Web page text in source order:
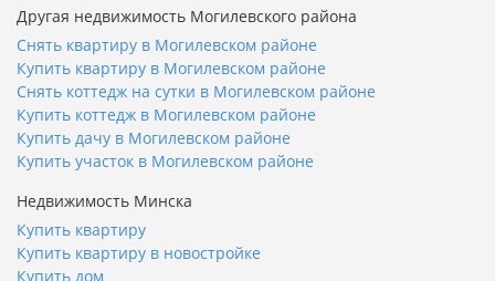
Другая недвижимость Могилевского района
Снять квартиру в Могилевском районе
Купить квартиру в Могилевском районе
Снять коттедж на сутки в Могилевском районе
Купить коттедж в Могилевском районе
Купить дачу в Могилевском районе
Купить участок в Могилевском районе
Недвижимость Минска
Купить квартиру
Купить квартиру в новостройке
Купить дом